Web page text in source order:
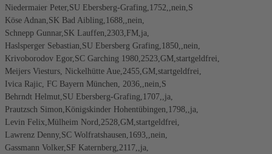
Niedermaier Peter,SU Ebersberg-Grafing,1752,,nein,S
Köse Adnan,SK Bad Aibling,1688,,nein,
Schnepp Gunnar,SK Lauffen,2303,FM,ja,
Haslsperger Sebastian,SU Ebersberg Grafing,1850,,nein,
Krivoborodov Egor,SC Garching 1980,2523,GM,startgeldfrei,
Meijers Viesturs, Nickelhütte Aue,2455,GM,startgeldfrei,
Ivica Rajic, FC Bayern München, 2036,,nein,S
Behrndt Helmut,SU Ebersberg-Grafing,1707,,ja,
Prautzsch Simon,Königskinder Hohentübingen,1798,,ja,
Levin Felix,Mülheim Nord,2528,GM,startgeldfrei,
Lawrenz Denny,SC Wolfratshausen,1693,,nein,
Gassmann Volker,SF Katernberg,2117,,ja,